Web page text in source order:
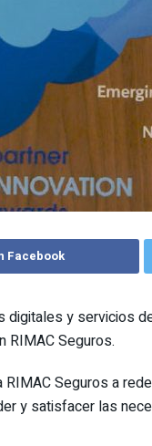
Facebook
digitales y servicios
RIMAC Seguros.
RIMAC Seguros a
y satisfacer las